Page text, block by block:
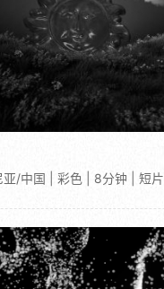
亚/中国 | 彩色 | 8分钟 | 短片